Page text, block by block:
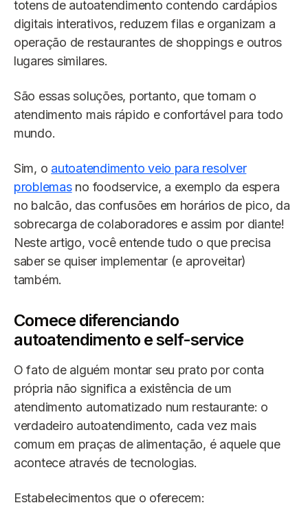
totens de autoatendimento contendo cardápios
digitais interativos, reduzem filas e organizam a
operação de restaurantes de shoppings e outros
lugares similares.
São essas soluções, portanto, que tornam o
atendimento mais rápido e confortável para todo
mundo.
Sim, o autoatendimento veio para resolver
problemasno foodservice, a exemplo da espera
no balcão, das confusões em horários de pico, da
sobrecarga de colaboradores e assim por diante!
Neste artigo, você entende tudo o que precisa
saber se quiser implementar (e aproveitar)
também.
Comece diferenciando
autoatendimento e self-service
O fato de alguém montar seu prato por conta
própria não significa a existência de um
atendimento automatizado num restaurante: o
verdadeiro autoatendimento, cada vez mais
comum em praças de alimentação, é aquele que
acontece através de tecnologias.
Estabelecimentos que o oferecem: